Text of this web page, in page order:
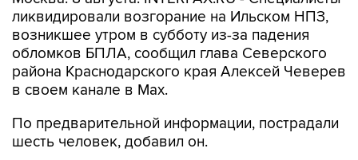
ликвидировали возгорание на Ильском НПЗ,
возникшее утром в субботу из-за падения
обломков БПЛА, сообщил глава Северского
района Краснодарского края Алексей Чеверев
в своем канале в Max.
По предварительной информации, пострадали
шесть человек, добавил он.